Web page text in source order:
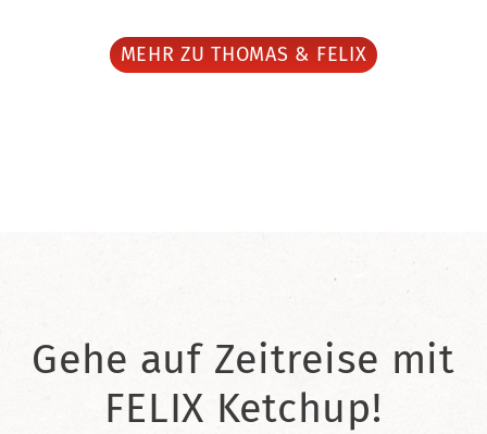
MEHR ZU THOMAS & FELIX
Gehe auf Zeitreise mit
FELIX Ketchup!